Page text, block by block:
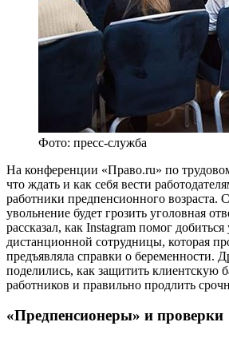
Фото: пресс-служба
На конференции «Право.ru» по
что ждать и как себя вести
работники предпенсионного возраста.
увольнение будет грозить уголовная
рассказал, как Instagram помог
дистанционной сотрудницы, которая
предъявляла справки о беременности.
поделились, как защитить клиентскую
работников и правильно продлить
«Предпенсионеры» и проверки